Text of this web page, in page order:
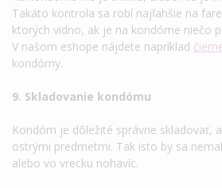
Takáto kontrola sa robí najľahšie na
ktorých vidno, ak je na kondóme niečo
V našom eshope nájdete napríklad
kondómy.
9. Skladovanie kondómu
Kondóm je dôležité správne skladovať,
ostrými predmetmi. Tak isto by sa
alebo vo vrecku nohavíc.